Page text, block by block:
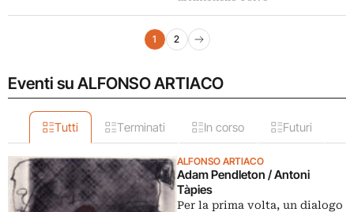
Navigazione articoli
1 2
Pagina successiva
Eventi su ALFONSO ARTIACO
Tutti Terminati In corso Futuri
ALFONSO ARTIACO
Adam Pendleton / Antoni
Tàpies
Per la prima volta, un dialogo